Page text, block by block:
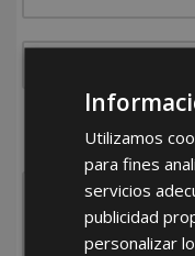
España
Utilizamos
para fines
servicios
publicidad
personalizar